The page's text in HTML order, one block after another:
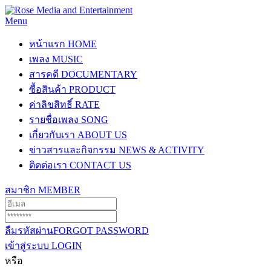
Menu
หน้าแรก HOME
เพลง MUSIC
สารคดี DOCUMENTARY
ซื้อสินค้า PRODUCT
ค่าลิขสิทธิ์ RATE
รายชื่อเพลง SONG
เกี่ยวกับเรา ABOUT US
ข่าวสารและกิจกรรม NEWS & ACTIVITY
ติดต่อเรา CONTACT US
สมาชิก MEMBER
ลืมรหัสผ่านFORGOT PASSWORD
เข้าสู่ระบบ LOGIN
หรือ